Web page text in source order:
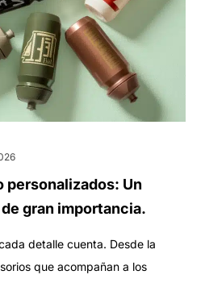
personalizados: Un
gran importancia.
detalle cuenta. Desde la
que acompañan a los